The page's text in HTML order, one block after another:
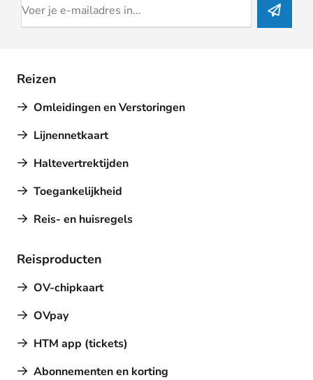
Reizen
Omleidingen en Verstoringen
Lijnennetkaart
Haltevertrektijden
Toegankelijkheid
Reis- en huisregels
Reisproducten
OV-chipkaart
OVpay
HTM app (tickets)
Abonnementen en korting